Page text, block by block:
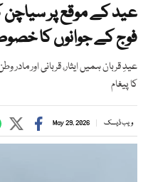
عید کے موقع پر
فوج کے جوانوں کا
عیدِ قربان ہمیں ایثار، قربانی اور
کا پیغام
ویب ڈیسک May 29, 2026